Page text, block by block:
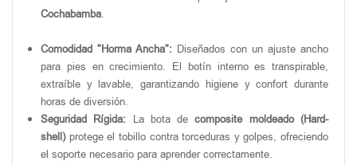
Cochabamba.
Comodidad "Horma Ancha": Diseñados con un ajuste ancho
para pies en crecimiento. El botín interno es transpirable,
extraíble y lavable, garantizando higiene y confort durante
horas de diversión.
Seguridad Rígida: La bota decomposite moldeado (Hard-
shell)protege el tobillo contra torceduras y golpes, ofreciendo
el soporte necesario para aprender correctamente.